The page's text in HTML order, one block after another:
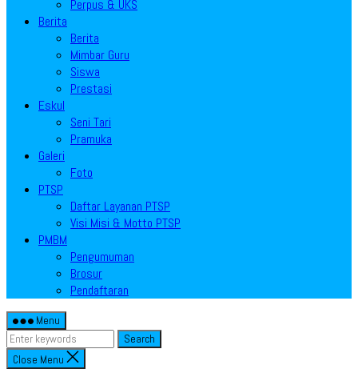
Perpus & UKS
Berita
Berita
Mimbar Guru
Siswa
Prestasi
Eskul
Seni Tari
Pramuka
Galeri
Foto
PTSP
Daftar Layanan PTSP
Visi Misi & Motto PTSP
PMBM
Pengumuman
Brosur
Pendaftaran
Menu
Search
Close Menu